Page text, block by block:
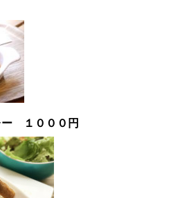
ー １０００円